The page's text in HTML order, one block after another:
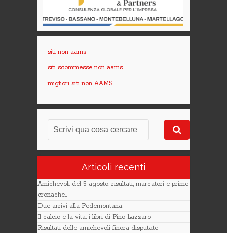
siti non aams
siti scommesse non aams
migliori siti non AAMS
Articoli recenti
Amichevoli del 5 agosto: risultati, marcatori e prime
cronache..
Due arrivi alla Pedemontana.
Il calcio e la vita: i libri di Pino Lazzaro
Risultati delle amichevoli finora disputate